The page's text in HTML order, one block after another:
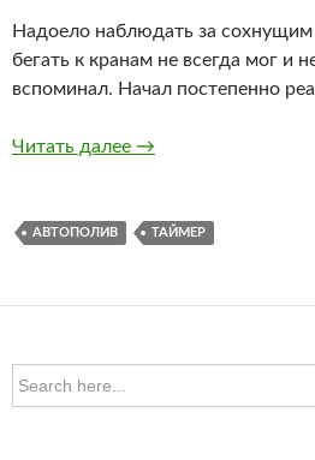
Надоело наблюдать за
бегать к кранам не всегда мог и
вспоминал. Начал постепенно
Читать далее Запилил автополив
→
АВТОПОЛИВ ТАЙМЕР
for: